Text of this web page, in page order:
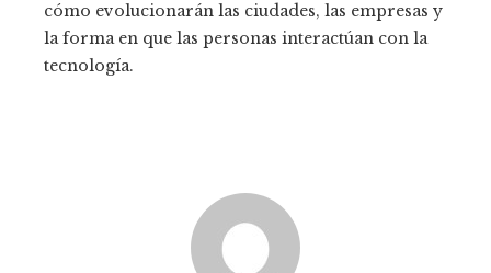
cómo evolucionarán las ciudades, las empresas y
la forma en que las personas interactúan con la
tecnología.